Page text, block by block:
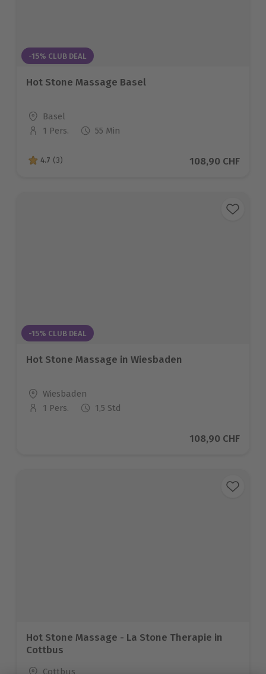
-15% CLUB DEAL
Hot Stone Massage Basel
Standort
Basel
Anzahl der Teilnehmer
1 Pers. 55 Min
4.7 von 5 Sternen basierend auf 3 Bewertungen
4.7 (3) Aktueller Preis
108,90 CHF
-15% CLUB DEAL
Hot Stone Massage in Wiesbaden
Standort
Wiesbaden
Anzahl der Teilnehmer
1 Pers. 1,5 Std
Aktueller Preis
108,90 CHF
Hot Stone Massage - La Stone Therapie in
Cottbus
Standort
Cottbus